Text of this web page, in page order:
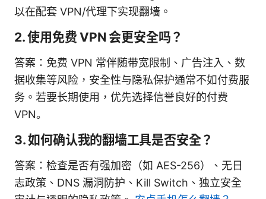
以在配套 VPN/代理下实现翻墙。
2. 使用免费 VPN 会更安全吗？
答案：免费 VPN 常伴随带宽限制、广告注入、数
据收集等风险，安全性与隐私保护通常不如付费服
务。若要长期使用，优先选择信誉良好的付费
VPN。
3. 如何确认我的翻墙工具是否安全？
答案：检查是否有强加密（如 AES-256）、无日
志政策、DNS 漏洞防护、Kill Switch、独立安全